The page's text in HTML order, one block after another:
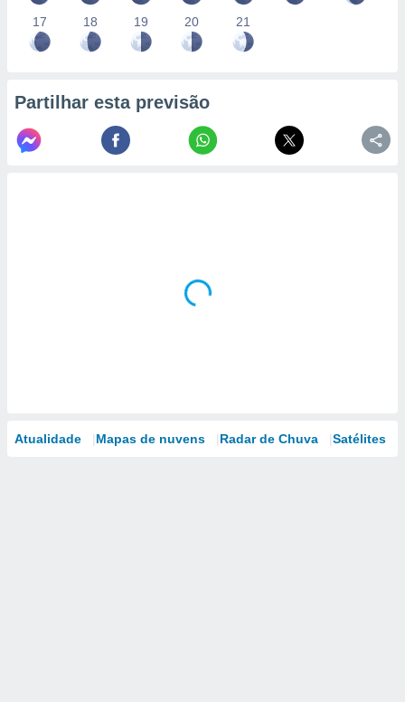
17 18 19 20 21
Partilhar esta previsão
Atualidade Mapas de nuvens Radar de Chuva Satélites